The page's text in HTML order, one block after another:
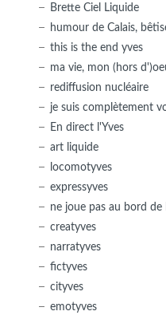
Brette Ciel Liquide
humour de Calais,
this is the end yves
ma vie, mon (hors
rediffusion nucléaire
je suis complètement
En direct l'Yves
art liquide
locomotyves
expressyves
ne joue pas au bord de
creatyves
narratyves
fictyves
cityves
emotyves